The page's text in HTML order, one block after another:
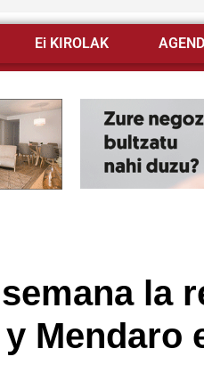
Ei KIROLAK
la
Mendaro